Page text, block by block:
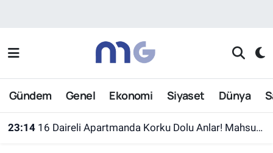
Gündem Genel Ekonomi Siyaset Dünya
23:14 16 Daireli Apartmanda Korku Dolu Anlar! Mahsur Kalanlar Kurtarıldı
Nöbetçi Eczaneler
Hava Durumu